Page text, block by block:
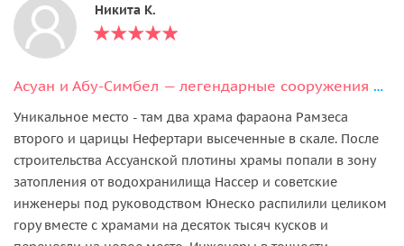
Никита К.
Асуан и Абу-Симбел — легендарные сооружения Египта
Уникальное место - там два храма фараона Рамзеса
второго и царицы Нефертари высеченные в скале. После
строительства Ассуанской плотины храмы попали в зону
затопления от водохранилища Нассер и советские
инженеры под руководством Юнеско распилили целиком
гору вместе с храмами на десяток тысяч кусков и